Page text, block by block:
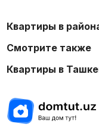
Квартиры в
Смотрите также
Квартиры в